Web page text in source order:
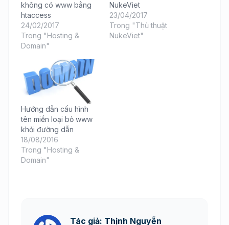
không có www bằng
htaccess
24/02/2017
Trong "Hosting &
Domain"
NukeViet
23/04/2017
Trong "Thủ thuật
NukeViet"
Hướng dẫn cấu hình
tên miền loại bỏ www
khỏi đường dẫn
18/08/2016
Trong "Hosting &
Domain"
Tác giả: Thịnh Nguyễn